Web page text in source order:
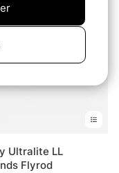
Ultralite LL
Flyrod